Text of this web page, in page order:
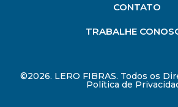
CONTATO
TRABALHE
©2026. LERO FIBRAS. Todos os
Política de